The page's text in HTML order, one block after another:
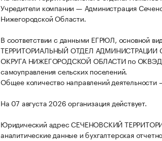
Учредители компании — Администрация
Нижегородской Области.
В соответствии с данными ЕГРЮЛ, основной
ТЕРРИТОРИАЛЬНЫЙ ОТДЕЛ
ОКРУГА НИЖЕГОРОДСКОЙ ОБЛАСТИ по ОКВЭД:
самоуправления сельских поселений.
Общее количество направлений деятельности
На 07 августа 2026 организация действует.
Юридический адрес СЕЧЕНОВСКИЙ
аналитические данные и бухгалтерская